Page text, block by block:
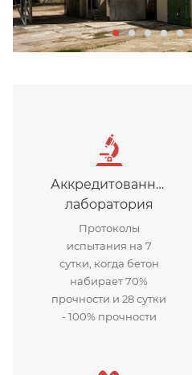
Аккредитованная
лаборатория
Протоколы
испытания на 7
сутки, когда бетон
набирает 70%
прочности и 28 сутки
- 100% прочности